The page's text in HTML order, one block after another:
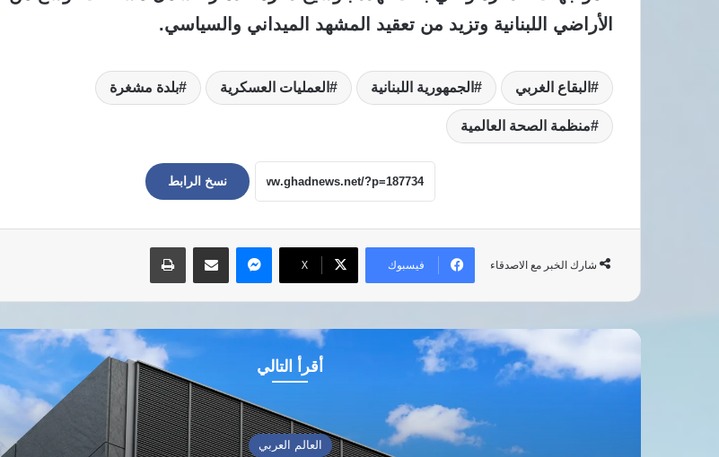
الأراضي اللبنانية وتزيد من تعقيد المشهد الميداني والسياسي.
البقاع الغربي الجمهورية اللبنانية العمليات العسكرية بلدة مشغرة
منظمة الصحة العالمية
نسخ الرابط
شارك الخبر مع الاصدقاء فيسبوك ‫X
ماسنجر مشاركة عبر البريد طباعة
أقرأ التالي